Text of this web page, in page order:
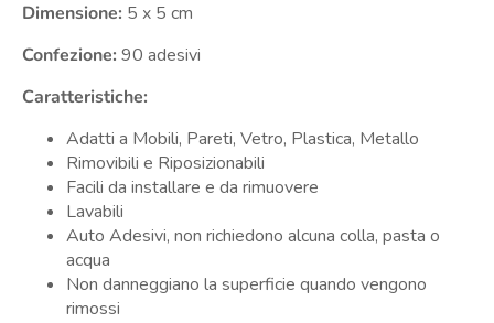
Dimensione: 5 x 5 cm
Confezione: 90 adesivi
Caratteristiche:
Adatti a Mobili, Pareti, Vetro, Plastica, Metallo
Rimovibili e Riposizionabili
Facili da installare e da rimuovere
Lavabili
Auto Adesivi, non richiedono alcuna colla, pasta o
acqua
Non danneggiano la superficie quando vengono
rimossi